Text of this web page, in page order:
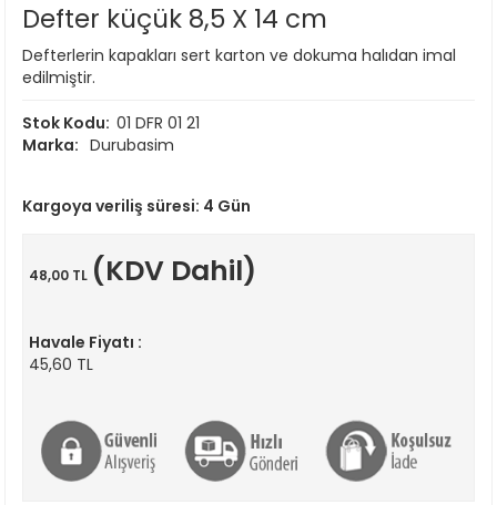
Defter küçük 8,5 X 14 cm
Defterlerin kapakları sert karton ve dokuma halıdan imal
edilmiştir.
Stok Kodu:01 DFR 01 21
Marka: Durubasim
Kargoya veriliş süresi: 4 Gün
48,00 TL (KDV Dahil)
Havale Fiyatı :
45,60 TL